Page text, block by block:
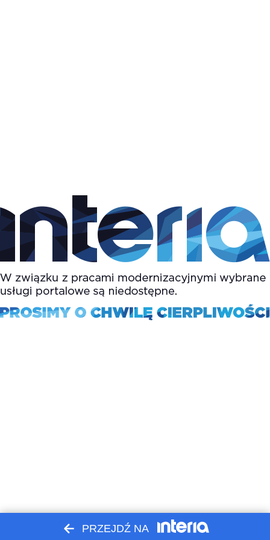
PRZEJDŹ NA